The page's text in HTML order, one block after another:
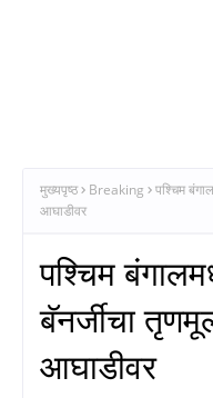
मुख्यपृष्ठ Breaking
पश्चिम
आघाडीवर
पश्चिम
बॅनर्जीचा
आघाडीवर